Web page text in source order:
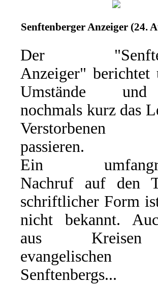
Senftenberger Anzeiger (24.
Der
Anzeiger" berichtet
Umstände
nochmals kurz das
Verstorbenen
passieren.
Ein
Nachruf auf den
schriftlicher Form
nicht bekannt.
aus
evangelischen
Senftenbergs...